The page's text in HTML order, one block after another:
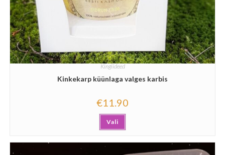
Kingiideed
Kinkekarp küünlaga valges karbis
€11.90
Vali